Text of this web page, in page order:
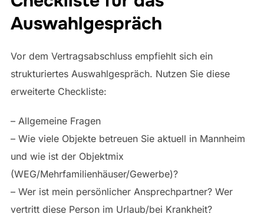
Auswahlgespräch
Vor dem Vertragsabschluss empfiehlt sich ein
strukturiertes Auswahlgespräch. Nutzen Sie diese
erweiterte Checkliste:
– Allgemeine Fragen
– Wie viele Objekte betreuen Sie aktuell in Mannheim
und wie ist der Objektmix
(WEG/Mehrfamilienhäuser/Gewerbe)?
– Wer ist mein persönlicher Ansprechpartner? Wer
vertritt diese Person im Urlaub/bei Krankheit?